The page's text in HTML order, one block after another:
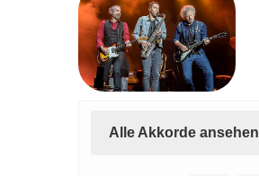
Alle Akkorde ansehen